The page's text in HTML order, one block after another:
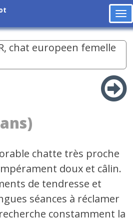
chatte très proche
doux et câlin.
de tendresse et
séances à réclamer
constamment la